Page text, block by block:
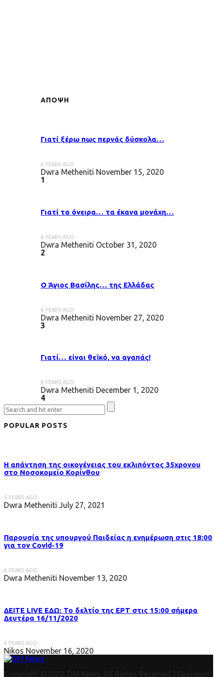
ΑΠΟΨΗ
Γιατί ξέρω πως περνάς δύσκολα…
6 YEARS AGO
Dwra Metheniti November 15, 2020
1
Γιατί τα όνειρα… τα έκανα μονάχη…
6 YEARS AGO
Dwra Metheniti October 31, 2020
2
Ο Άγιος Βασίλης… της Ελλάδας
6 YEARS AGO
Dwra Metheniti November 27, 2020
3
Γιατί… είναι θεϊκό, να αγαπάς!
6 YEARS AGO
Dwra Metheniti December 1, 2020
4
POPULAR POSTS
Η απάντηση της οικογένειας του εκλιπόντος 35χρονου
στo Νοσοκομείο Κορίνθου
5 YEARS AGO
Dwra Metheniti July 27, 2021
Παρουσία της υπουργού Παιδείας η ενημέρωση στις 18:00
για τον Covid-19
6 YEARS AGO
Dwra Metheniti November 13, 2020
ΔΕΙΤΕ LIVE ΕΔΩ: Το δελτίο της ΕΡΤ στις 15:00 σήμερα
Δευτέρα 16/11/2020
6 YEARS AGO
Nikos November 16, 2020